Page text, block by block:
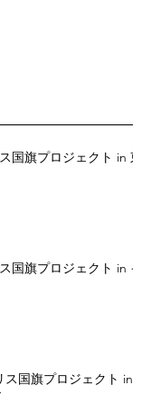
国旗プロジェクト in 東
国旗プロジェクト in イ
ス国旗プロジェクト in